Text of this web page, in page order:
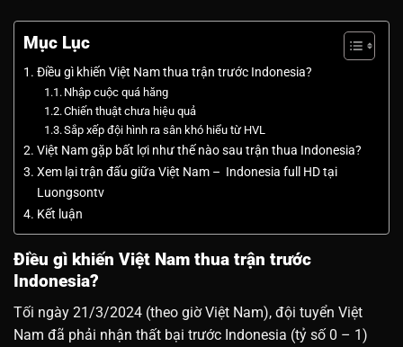
Mục Lục
Điều gì khiến Việt Nam thua trận trước Indonesia?
Nhập cuộc quá hăng
Chiến thuật chưa hiệu quả
Sắp xếp đội hình ra sân khó hiểu từ HVL
Việt Nam gặp bất lợi như thế nào sau trận thua Indonesia?
Xem lại trận đấu giữa Việt Nam – Indonesia full HD tại
Luongsontv
Kết luận
Điều gì khiến Việt Nam thua trận trước
Indonesia?
Tối ngày 21/3/2024 (theo giờ Việt Nam), đội tuyển Việt
Nam đã phải nhận thất bại trước Indonesia (tỷ số 0 – 1)